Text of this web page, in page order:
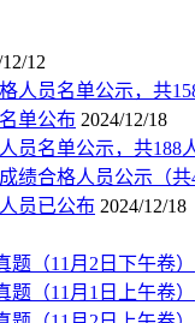
12
人员名单公示，共
单公布 2024/12/18
员名单公示，共188人
绩合格人员公示（共
员已公布 2024/12/18
（11月2日下午卷）
（11月1日上午卷）